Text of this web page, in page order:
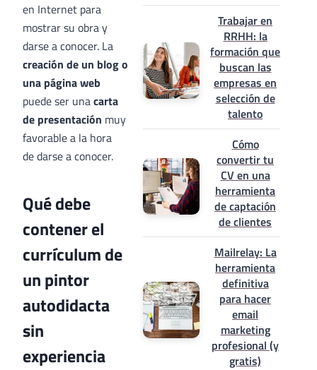
en Internet para
mostrar su obra y
darse a conocer. La
creación de un blog o
una página web
puede ser unacarta
de presentación muy
favorable a la hora
de darse a conocer.
Qué debe
contener el
currículum de
un pintor
autodidacta
sin
experiencia
Trabajar en
RRHH: la
formación que
buscan las
empresas en
selección de
talento
Cómo
convertir tu
CV en una
herramienta
de captación
de clientes
Mailrelay: La
herramienta
definitiva
para hacer
email
marketing
profesional (y
gratis)